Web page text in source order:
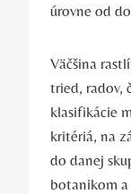
úrovne od
Väčšina
tried, radov,
klasifikácie
kritériá, na
do danej
botanikom